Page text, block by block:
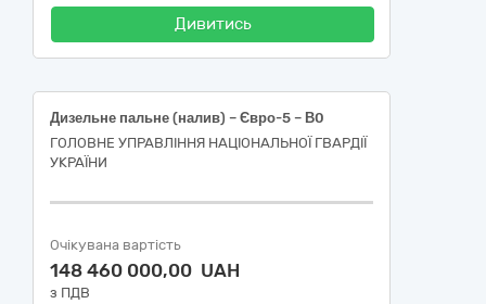
Дивитись
Дизельне пальне (налив) – Євро-5 – В0
ГОЛОВНЕ УПРАВЛІННЯ НАЦІОНАЛЬНОЇ ГВАРДІЇ
УКРАЇНИ
Очікувана вартість
148 460 000,00 UAH
з ПДВ